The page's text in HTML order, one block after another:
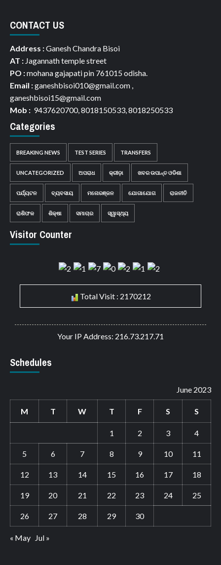
CONTACT US
Address :Ganesh Chandra Bisoi
AT : Jagannath temple street
PO :mohana gajapati pin 761015 odisha.
Email :ganeshbisoi010@gmail.com ,
ganeshbisoi15@gmail.com
Mob : 9437620700, 8018150533, 8018250533
Categories
BREAKING NEWS TEST SERIES TRANSFERS
UNCATEGORIZED ଅପରାଧ କ୍ରୀଡ଼ା ଖବର ଉପାନ୍ତ ଓଡିଶା
ପର୍ଯ୍ୟଟନ ବ୍ୟବସାୟ ମନୋରଞ୍ଜନ ଯୋଗାଯୋଗ ରାଜନୀତି
ରାଶିଫଳ ଶିକ୍ଷା ସମାଚାର ସ୍ୱାସ୍ଥ୍ୟ
Visitor Counter
Total Visit : 2170212
Your IP Address: 216.73.217.71
Schedules
June 2023
M T W T F S S
1 2 3 4
5 6 7 8 9 10 11
12 13 14 15 16 17 18
19 20 21 22 23 24 25
26 27 28 29 30
« May Jul »